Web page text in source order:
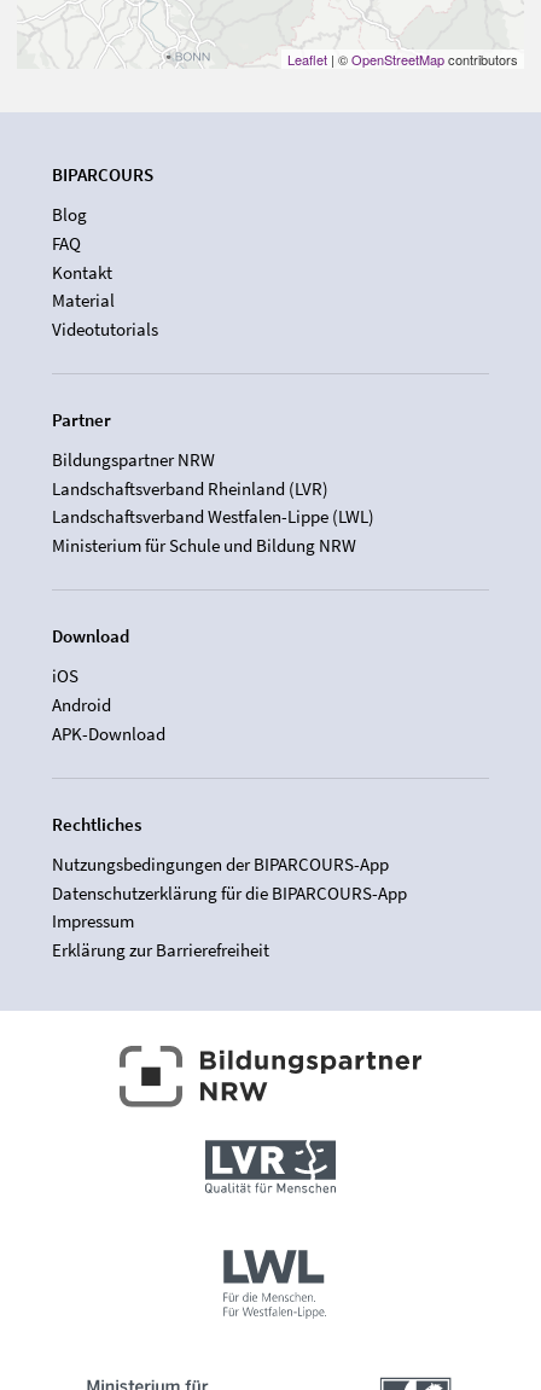
Leaflet | ©OpenStreetMapcontributors
BIPARCOURS
Blog
FAQ
Kontakt
Material
Videotutorials
Partner
Bildungspartner NRW
Landschaftsverband Rheinland (LVR)
Landschaftsverband Westfalen-Lippe (LWL)
Ministerium für Schule und Bildung NRW
Download
iOS
Android
APK-Download
Rechtliches
Nutzungsbedingungen der BIPARCOURS-App
Datenschutzerklärung für die BIPARCOURS-App
Impressum
Erklärung zur Barrierefreiheit